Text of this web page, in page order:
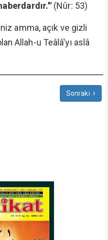
(Nûr: 53)
amma, açık ve gizli
Allah-u Teâlâ'yı aslâ
Sonraki